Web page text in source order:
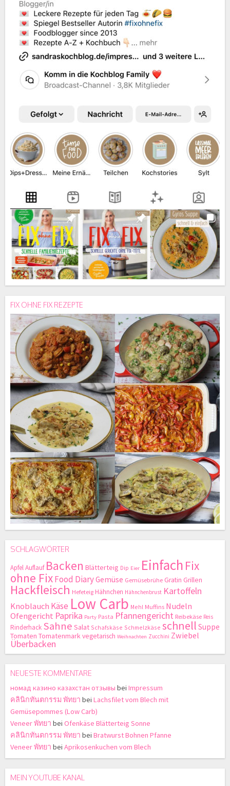
FIX OHNE FIX REZEPTE
SCHLAGWÖRTER
ApfelAuflauf Backen Blätterteig Dip Eier Einfach Fix
ohne FixFood DiaryGemüse Gemüsebrühe Gratin Grillen
Hackfleisch Hefeteig Hähnchen Hähnchenbrust Kartoffeln
Knoblauch Käse Low Carb Mehl Muffins Nudeln
Ofengericht Paprika Party Pasta Pfannengericht Reibekäse Reis
Rinderhack Sahne Salat Schafskäse Schmelzkäse schnell Suppe
Tomaten Tomatenmarkvegetarisch Weihnachten Zucchini Zwiebel
Überbacken
NEUESTE KOMMENTARE
номад казино казахстан отзывы bei Impressum
คลินิกทันตกรรม พัทยา bei Lachsfilet vom Blech mit
Gemüsepommes (Low Carb)
Veneer พัทยา bei Ofenkäse Blätterteig Sonne
คลินิกทันตกรรม พัทยา bei Bratwurst Bohnen Pfanne
Veneer พัทยา bei Aprikosenkuchen vom Blech
MEIN YOUTUBE KANAL